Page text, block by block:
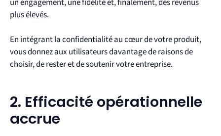
un engagement, une fidélité et, finalement, des revenus
plus élevés.
En intégrant la confidentialité au cœur de votre produit,
vous donnez aux utilisateurs davantage de raisons de
choisir, de rester et de soutenir votre entreprise.
2. Efficacité opérationnelle
accrue